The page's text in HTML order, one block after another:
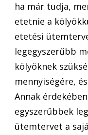
ha már tudja,
etetnie a
etetési
legegyszerűbb
kölyöknek
mennyiségére,
Annak
egyszerűbbek
ütemtervet a